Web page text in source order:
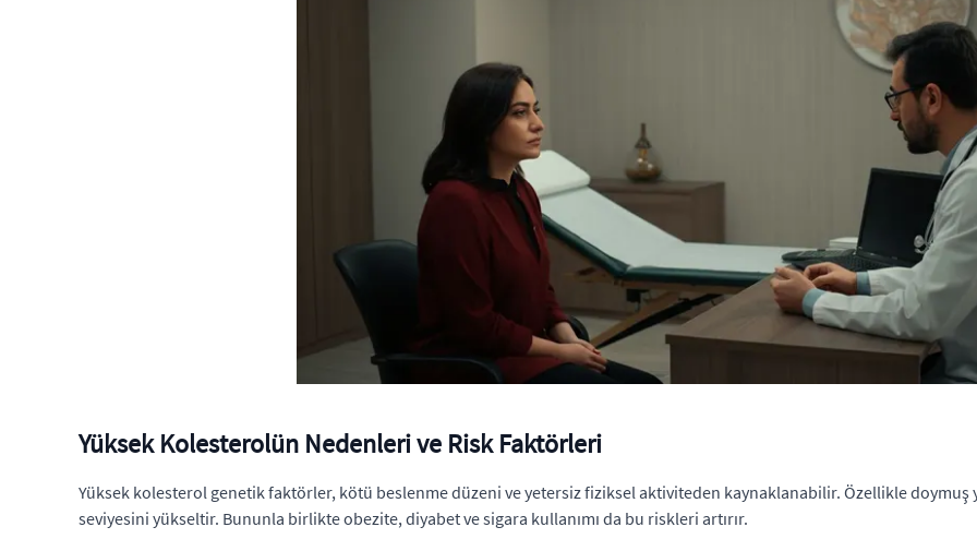
Yüksek Kolesterolün Nedenleri ve Risk Faktörleri
Yüksek kolesterol genetik faktörler, kötü beslenme düzeni ve yetersiz fiziksel aktiviteden kaynaklanabilir. Özellikle doymuş
seviyesini yükseltir. Bununla birlikte obezite, diyabet ve sigara kullanımı da bu riskleri artırır.